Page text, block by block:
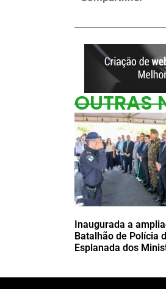
OUTRAS
Inaugurada a
Batalhão de Polícia
Esplanada dos